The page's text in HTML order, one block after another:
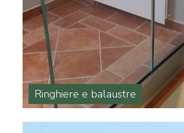
Ringhiere e balaustre